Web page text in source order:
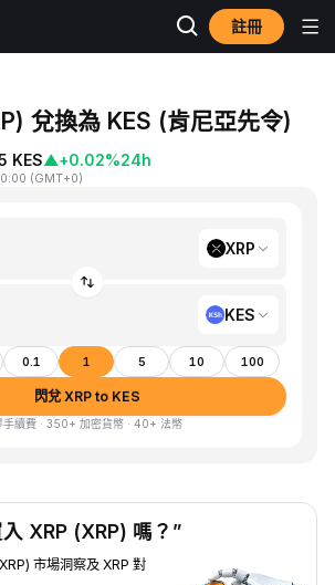
註冊
兌換為 KES (肯尼亞先令)
KES▲+0.02%24h
(GMT+0)
XRP
KES
0.1 1 5 10 100
閃兌 XRP to KES
手續費 · 350+ 加密貨幣 · 40+ 法幣
XRP (XRP) 嗎？”
市場洞察及 XRP 對